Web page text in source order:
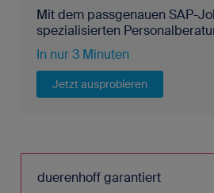
Mit dem passgenauen SAP-
spezialisierten
In nur 3 Minuten
Jetzt ausprobieren
duerenhoff garantiert